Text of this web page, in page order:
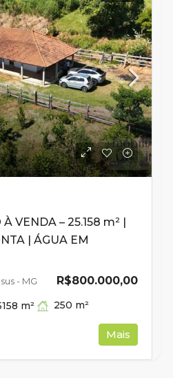
VENDA – 25.158 m² |
| ÁGUA EM
R$800.000,00
- MG
m² 250 m²
Mais